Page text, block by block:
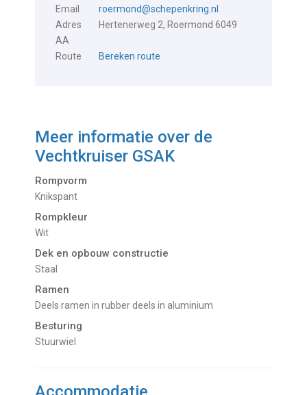
Email
roermond@schepenkring.nl
Adres
Hertenerweg 2, Roermond 6049
AA
Route
Bereken route
Meer informatie over de
Vechtkruiser GSAK
Rompvorm
Knikspant
Rompkleur
Wit
Dek en opbouw constructie
Staal
Ramen
Deels ramen in rubber deels in aluminium
Besturing
Stuurwiel